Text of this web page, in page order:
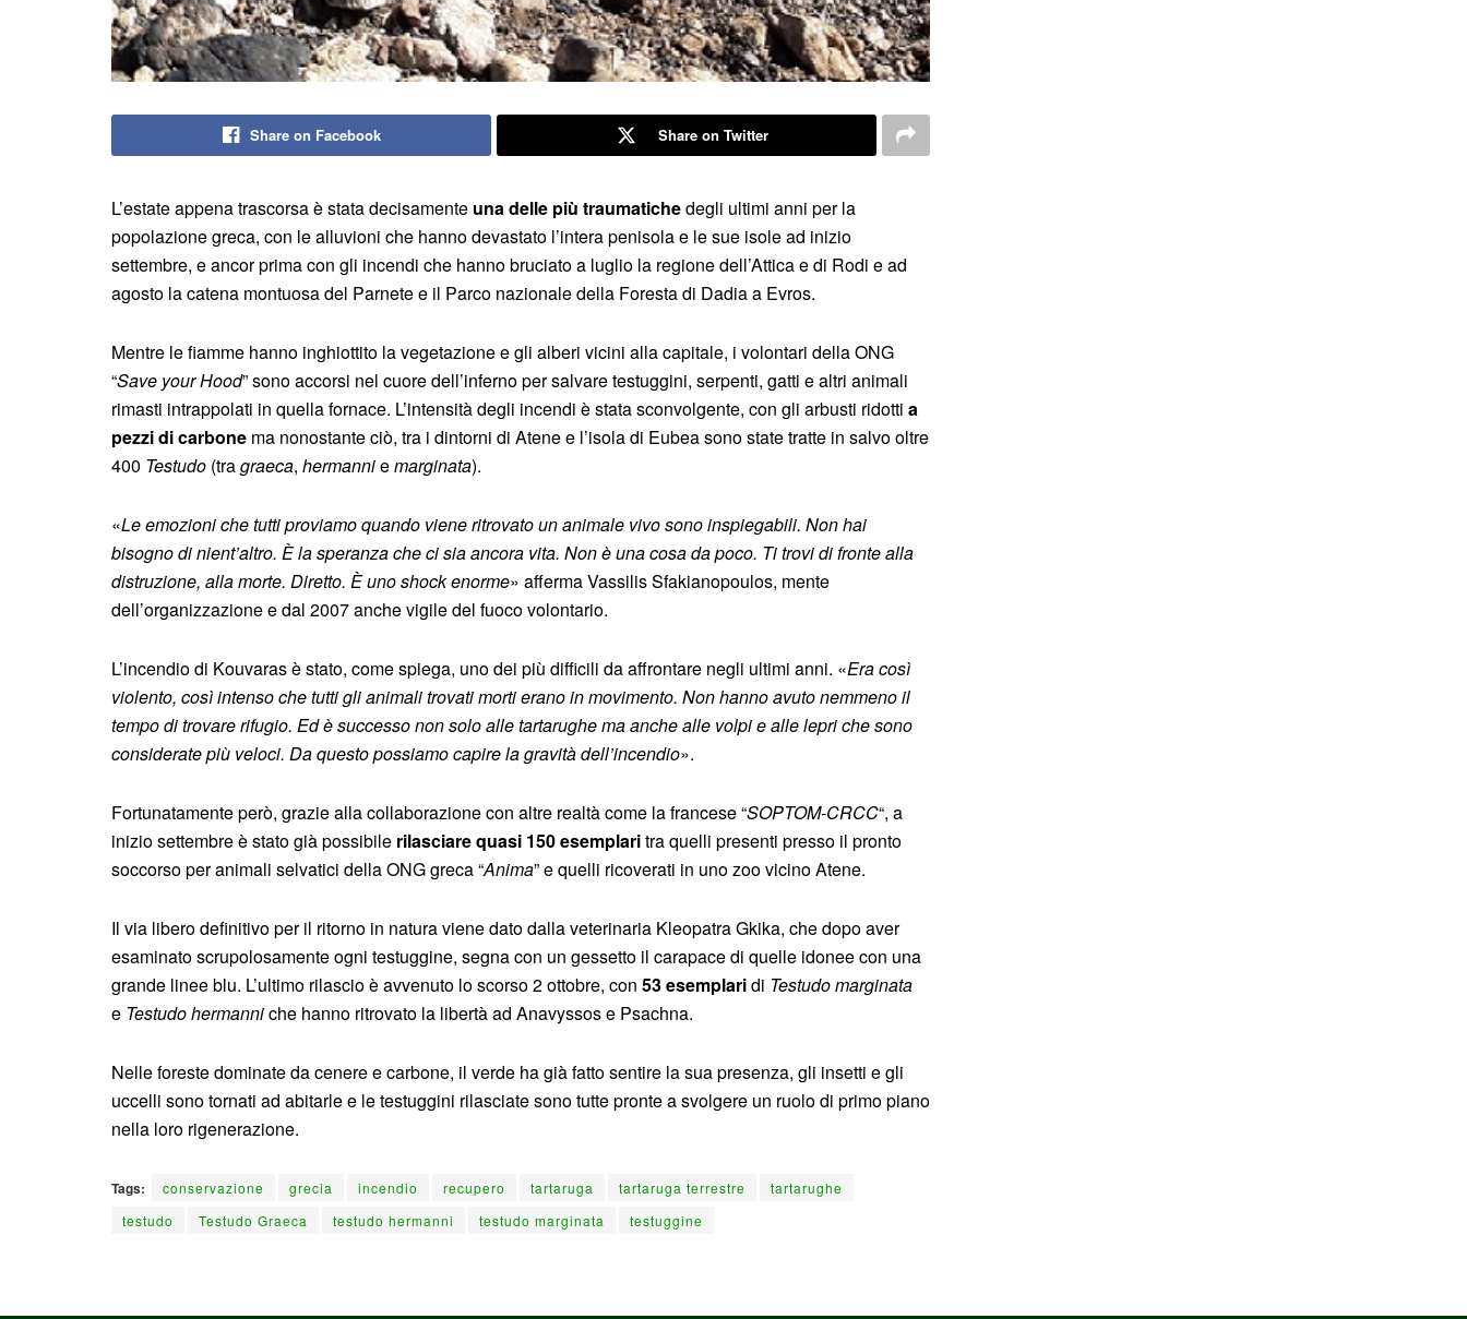
Share on Facebook Share on Twitter
L’estate appena trascorsa è stata decisamente una delle più traumatichedegli ultimi anni per la
popolazione greca, con le alluvioni che hanno devastato l’intera penisola e le sue isole ad inizio
settembre, e ancor prima con gli incendi che hanno bruciato a luglio la regione dell’Attica e di Rodi e ad
agosto la catena montuosa del Parnete e il Parco nazionale della Foresta di Dadia a Evros.
Mentre le fiamme hanno inghiottito la vegetazione e gli alberi vicini alla capitale, i volontari della ONG
“Save your Hood” sono accorsi nel cuore dell’inferno per salvare testuggini, serpenti, gatti e altri animali
rimasti intrappolati in quella fornace. L’intensità degli incendi è stata sconvolgente, con gli arbusti ridotti a
pezzi di carbone ma nonostante ciò, tra i dintorni di Atene e l’isola di Eubea sono state tratte in salvo oltre
400 Testudo (tragraeca, hermanniemarginata).
«Le emozioni che tutti proviamo quando viene ritrovato un animale vivo sono inspiegabili. Non hai
bisogno di nient’altro. È la speranza che ci sia ancora vita. Non è una cosa da poco. Ti trovi di fronte alla
distruzione, alla morte. Diretto. È uno shock enorme» afferma Vassilis Sfakianopoulos, mente
dell’organizzazione e dal 2007 anche vigile del fuoco volontario.
L’incendio di Kouvaras è stato, come spiega, uno dei più difficili da affrontare negli ultimi anni. «Era così
violento, così intenso che tutti gli animali trovati morti erano in movimento. Non hanno avuto nemmeno il
tempo di trovare rifugio. Ed è successo non solo alle tartarughe ma anche alle volpi e alle lepri che sono
considerate più veloci. Da questo possiamo capire la gravità dell’incendio».
Fortunatamente però, grazie alla collaborazione con altre realtà come la francese “SOPTOM-CRCC“, a
inizio settembre è stato già possibile rilasciare quasi 150 esemplaritra quelli presenti presso il pronto
soccorso per animali selvatici della ONG greca “Anima” e quelli ricoverati in uno zoo vicino Atene.
Il via libero definitivo per il ritorno in natura viene dato dalla veterinaria Kleopatra Gkika, che dopo aver
esaminato scrupolosamente ogni testuggine, segna con un gessetto il carapace di quelle idonee con una
grande linee blu. L’ultimo rilascio è avvenuto lo scorso 2 ottobre, con 53 esemplaridi Testudo marginata
e Testudo hermanniche hanno ritrovato la libertà ad Anavyssos e Psachna.
Nelle foreste dominate da cenere e carbone, il verde ha già fatto sentire la sua presenza, gli insetti e gli
uccelli sono tornati ad abitarle e le testuggini rilasciate sono tutte pronte a svolgere un ruolo di primo piano
nella loro rigenerazione.
Tags: conservazione grecia incendio recupero tartaruga tartaruga terrestre
tartarughe
testudo
Testudo Graeca testudo hermanni testudo marginata testuggine